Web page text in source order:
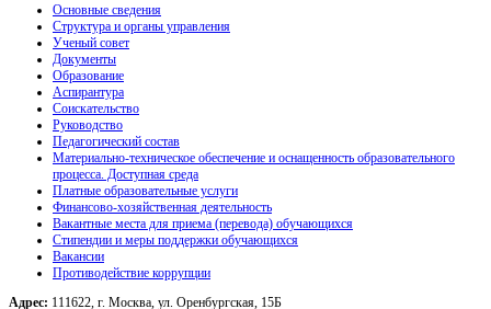
Основные сведения
Структура и органы управления
Ученый совет
Документы
Образование
Аспирантура
Соискательство
Руководство
Педагогический состав
Материально-техническое обеспечение и оснащенность образовательного
процесса. Доступная среда
Платные образовательные услуги
Финансово-хозяйственная деятельность
Вакантные места для приема (перевода) обучающихся
Стипендии и меры поддержки обучающихся
Вакансии
Противодействие коррупции
Адрес: 111622, г. Москва, ул. Оренбургская, 15Б